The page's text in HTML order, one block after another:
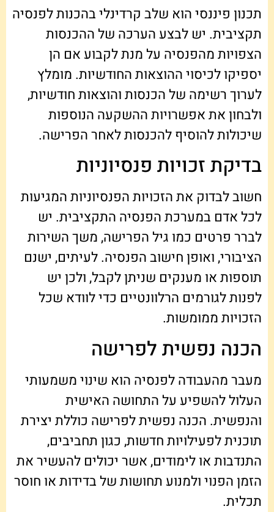
תכנון פיננסי הוא שלב קרדינלי בהכנות לפנסיה
תקציבית. יש לבצע הערכה של ההכנסות
הצפויות מהפנסיה על מנת לקבוע אם הן
יספיקו לכיסוי ההוצאות החודשיות. מומלץ
לערוך רשימה של הכנסות והוצאות חודשיות,
ולבחון את אפשרויות ההשקעה הנוספות
שיכולות להוסיף להכנסות לאחר הפרישה.
בדיקת זכויות פנסיוניות
חשוב לבדוק את הזכויות הפנסיוניות המגיעות
לכל אדם במערכת הפנסיה התקציבית. יש
לברר פרטים כמו גיל הפרישה, משך השירות
הציבורי, ואופן חישוב הפנסיה. לעיתים, ישנם
תוספות או מענקים שניתן לקבל, ולכן יש
לפנות לגורמים הרלוונטיים כדי לוודא שכל
הזכויות ממומשות.
הכנה נפשית לפרישה
מעבר מהעבודה לפנסיה הוא שינוי משמעותי
העלול להשפיע על התחושה האישית
והנפשית. הכנה נפשית לפרישה כוללת יצירת
תוכנית לפעילויות חדשות, כגון תחביבים,
התנדבות או לימודים, אשר יכולים להעשיר את
הזמן הפנוי ולמנוע תחושות של בדידות או חוסר
תכלית.